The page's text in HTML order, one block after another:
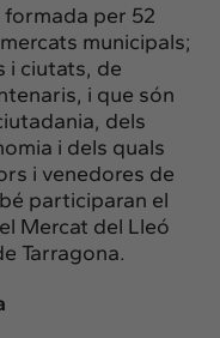
formada per 52
municipals;
i ciutats, de
i que són
dels
i dels quals
i venedores de
participaran el
Mercat del Lleó
Tarragona.